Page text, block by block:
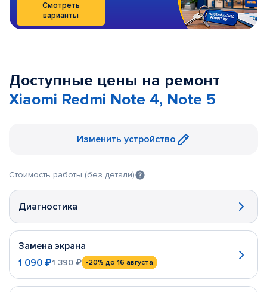
Смотреть
варианты
Доступные цены на ремонт
Xiaomi Redmi Note 4, Note 5
Изменить устройство
Стоимость работы (без детали)
Диагностика
Замена экрана
1 090 ₽1 390 ₽ -20% до 16 августа